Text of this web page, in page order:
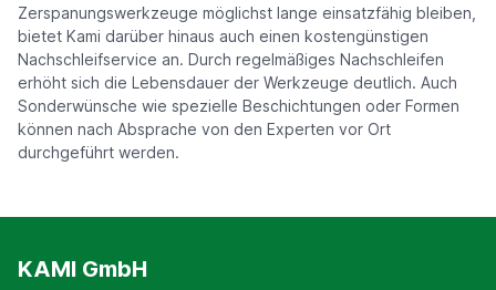
Zerspanungswerkzeuge möglichst lange einsatzfähig bleiben,
bietet Kami darüber hinaus auch einen kostengünstigen
Nachschleifservice an. Durch regelmäßiges Nachschleifen
erhöht sich die Lebensdauer der Werkzeuge deutlich. Auch
Sonderwünsche wie spezielle Beschichtungen oder Formen
können nach Absprache von den Experten vor Ort
durchgeführt werden.
KAMI GmbH